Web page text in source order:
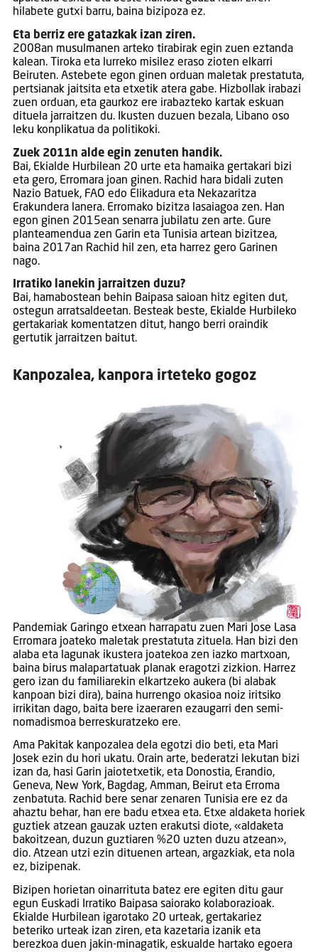
hilabete gutxi barru, baina bizipoza ez.
Eta berriz ere gatazkak izan ziren.
2008an musulmanen arteko tirabirak egin zuen eztanda
kalean. Tiroka eta lurreko misilez eraso zioten elkarri
Beiruten. Astebete egon ginen orduan maletak prestatuta,
pertsianak jaitsita eta etxetik atera gabe. Hizbollak irabazi
zuen orduan, eta gaurkoz ere irabazteko kartak eskuan
dituela jarraitzen du. Ikusten duzuen bezala, Libano oso
leku konplikatua da politikoki.
Zuek 2011n alde egin zenuten handik.
Bai, Ekialde Hurbilean 20 urte eta hamaika gertakari bizi
eta gero, Erromara joan ginen. Rachid hara bidali zuten
Nazio Batuek, FAO edo Elikadura eta Nekazaritza
Erakundera lanera. Erromako bizitza lasaiagoa zen. Han
egon ginen 2015ean senarra jubilatu zen arte. Gure
planteamendua zen Garin eta Tunisia artean bizitzea,
baina 2017an Rachid hil zen, eta harrez gero Garinen
nago.
Irratiko lanekin jarraitzen duzu?
Bai, hamabostean behin Baipasa saioan hitz egiten dut,
ostegun arratsaldeetan. Besteak beste, Ekialde Hurbileko
gertakariak komentatzen ditut, hango berri oraindik
gertutik jarraitzen baitut.
Kanpozalea, kanpora irteteko gogoz
Pandemiak Garingo etxean harrapatu zuen Mari Jose Lasa
Erromara joateko maletak prestatuta zituela. Han bizi den
alaba eta lagunak ikustera joatekoa zen iazko martxoan,
baina birus malapartatuak planak eragotzi zizkion. Harrez
gero izan du familiarekin elkartzeko aukera (bi alabak
kanpoan bizi dira), baina hurrengo okasioa noiz iritsiko
irrikitan dago, baita bere izaeraren ezaugarri den semi-
nomadismoa berreskuratzeko ere.
Ama Pakitak kanpozalea dela egotzi dio beti, eta Mari
Josek ezin du hori ukatu. Orain arte, bederatzi lekutan bizi
izan da, hasi Garin jaiotetxetik, eta Donostia, Erandio,
Geneva, New York, Bagdag, Amman, Beirut eta Erroma
zenbatuta. Rachid bere senar zenaren Tunisia ere ez da
ahaztu behar, han ere badu etxea eta. Etxe aldaketa horiek
guztiek atzean gauzak uzten erakutsi diote, «aldaketa
bakoitzean, duzun guztiaren %20 uzten duzu atzean»,
dio. Atzean utzi ezin dituenen artean, argazkiak, eta nola
ez, bizipenak.
Bizipen horietan oinarrituta batez ere egiten ditu gaur
egun Euskadi Irratiko Baipasa saiorako kolaborazioak.
Ekialde Hurbilean igarotako 20 urteak, gertakariez
beteriko urteak izan ziren, eta kazetaria izanik eta
berezkoa duen jakin-minagatik, eskualde hartako egoera